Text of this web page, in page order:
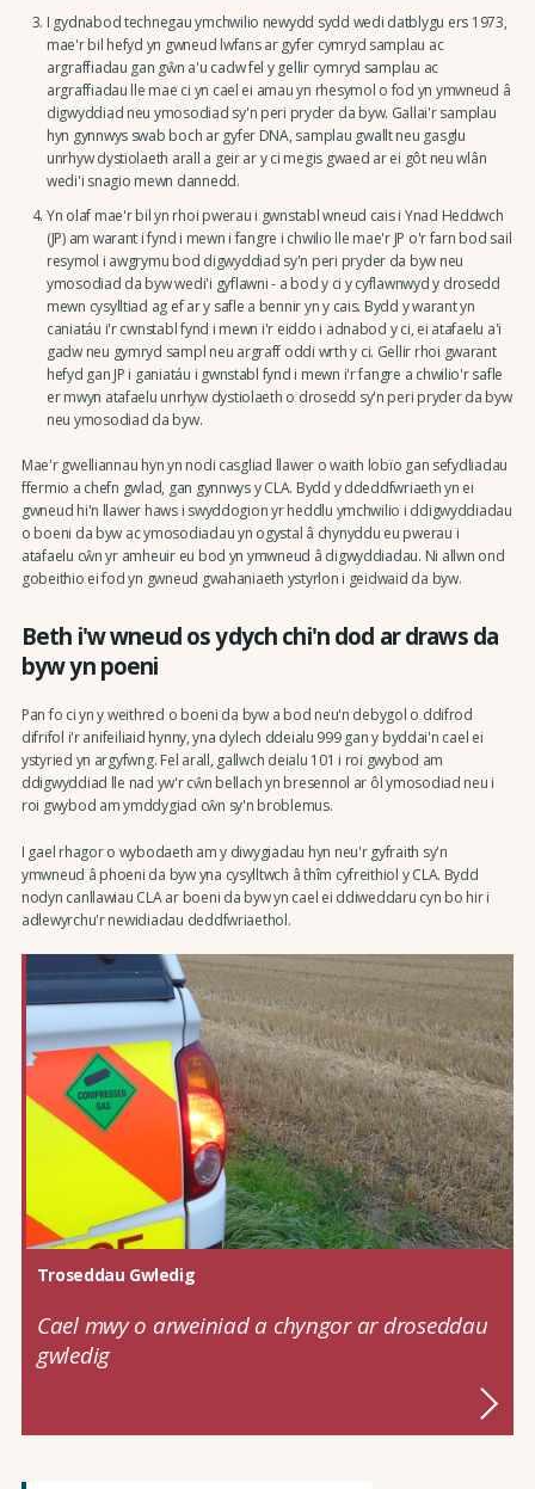
I gydnabod technegau ymchwilio newydd sydd wedi datblygu ers 1973,
mae'r bil hefyd yn gwneud lwfans ar gyfer cymryd samplau ac
argraffiadau gan gŵn a'u cadw fel y gellir cymryd samplau ac
argraffiadau lle mae ci yn cael ei amau yn rhesymol o fod yn ymwneud â
digwyddiad neu ymosodiad sy'n peri pryder da byw. Gallai'r samplau
hyn gynnwys swab boch ar gyfer DNA, samplau gwallt neu gasglu
unrhyw dystiolaeth arall a geir ar y ci megis gwaed ar ei gôt neu wlân
wedi'i snagio mewn dannedd.
Yn olaf mae'r bil yn rhoi pwerau i gwnstabl wneud cais i Ynad Heddwch
(JP) am warant i fynd i mewn i fangre i chwilio lle mae'r JP o'r farn bod sail
resymol i awgrymu bod digwyddiad sy'n peri pryder da byw neu
ymosodiad da byw wedi'i gyflawni - a bod y ci y cyflawnwyd y drosedd
mewn cysylltiad ag ef ar y safle a bennir yn y cais. Bydd y warant yn
caniatáu i'r cwnstabl fynd i mewn i'r eiddo i adnabod y ci, ei atafaelu a'i
gadw neu gymryd sampl neu argraff oddi wrth y ci. Gellir rhoi gwarant
hefyd gan JP i ganiatáu i gwnstabl fynd i mewn i'r fangre a chwilio'r safle
er mwyn atafaelu unrhyw dystiolaeth o drosedd sy'n peri pryder da byw
neu ymosodiad da byw.
Mae'r gwelliannau hyn yn nodi casgliad llawer o waith lobïo gan sefydliadau
ffermio a chefn gwlad, gan gynnwys y CLA. Bydd y ddeddfwriaeth yn ei
gwneud hi'n llawer haws i swyddogion yr heddlu ymchwilio i ddigwyddiadau
o boeni da byw ac ymosodiadau yn ogystal â chynyddu eu pwerau i
atafaelu cŵn yr amheuir eu bod yn ymwneud â digwyddiadau. Ni allwn ond
gobeithio ei fod yn gwneud gwahaniaeth ystyrlon i geidwaid da byw.
Beth i'w wneud os ydych chi'n dod ar draws da
byw yn poeni
Pan fo ci yn y weithred o boeni da byw a bod neu'n debygol o ddifrod
difrifol i'r anifeiliaid hynny, yna dylech ddeialu 999 gan y byddai'n cael ei
ystyried yn argyfwng. Fel arall, gallwch deialu 101 i roi gwybod am
ddigwyddiad lle nad yw'r cŵn bellach yn bresennol ar ôl ymosodiad neu i
roi gwybod am ymddygiad cŵn sy'n broblemus.
I gael rhagor o wybodaeth am y diwygiadau hyn neu'r gyfraith sy'n
ymwneud â phoeni da byw yna cysylltwch â thîm cyfreithiol y CLA. Bydd
nodyn canllawiau CLA ar boeni da byw yn cael ei ddiweddaru cyn bo hir i
adlewyrchu'r newidiadau deddfwriaethol.
Troseddau Gwledig
Cael mwy o arweiniad a chyngor ar droseddau
gwledig